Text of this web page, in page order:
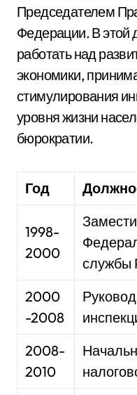
Председателем
Федерации. В этой
работать над
экономики,
стимулирования
уровня жизни
бюрократии.
Год
1998-
2000
службы
2000
-2008
2008-
2010